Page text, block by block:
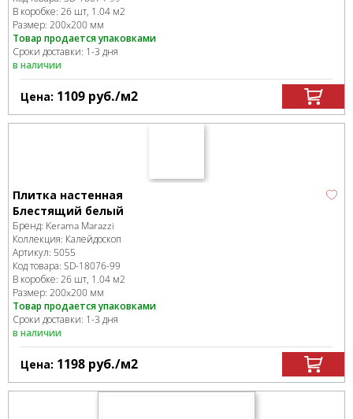
В коробке: 26 шт, 1.04 м2
Размер: 200x200 мм
Товар продается упаковками
Сроки доставки: 1-3 дня
в наличии
Цена: 1109 руб./м2
Плитка настенная
Блестящий белый
Бренд: Kerama Marazzi
Коллекция: Калейдоскоп
Артикул: 5055
Код товара: SD-18076-99
В коробке: 26 шт, 1.04 м2
Размер: 200x200 мм
Товар продается упаковками
Сроки доставки: 1-3 дня
в наличии
Цена: 1198 руб./м2